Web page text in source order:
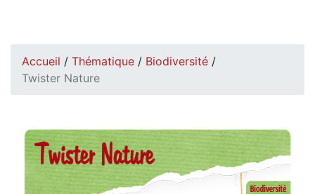
Accueil / Thématique / Biodiversité /
Twister Nature